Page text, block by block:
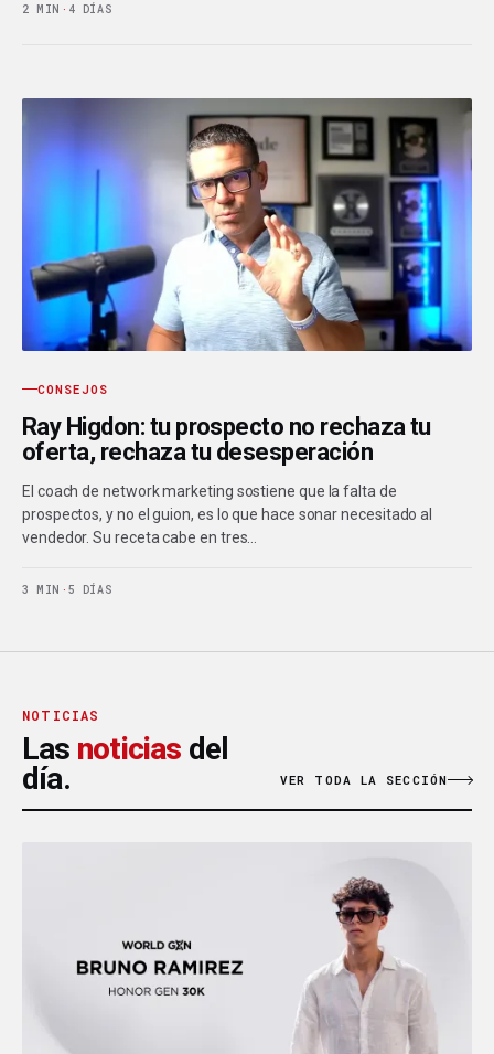
2 MIN · 4 DÍAS
CONSEJOS
Ray Higdon: tu prospecto no rechaza tu
oferta, rechaza tu desesperación
El coach de network marketing sostiene que la falta de
prospectos, y no el guion, es lo que hace sonar necesitado al
vendedor. Su receta cabe en tres…
3 MIN · 5 DÍAS
NOTICIAS
Las noticias del
día.
VER TODA LA SECCIÓN